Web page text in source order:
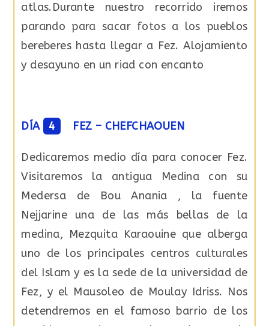
atlas.Durante nuestro recorrido iremos
parando para sacar fotos a los pueblos
bereberes hasta llegar a Fez. Alojamiento
y desayuno en un riad con encanto
DÍA 4 FEZ – CHEFCHAOUEN
Dedicaremos medio día para conocer Fez.
Visitaremos la antigua Medina con su
Medersa de Bou Anania , la fuente
Nejjarine una de las más bellas de la
medina, Mezquita Karaouine que alberga
uno de los principales centros culturales
del Islam y es la sede de la universidad de
Fez, y el Mausoleo de Moulay Idriss. Nos
detendremos en el famoso barrio de los